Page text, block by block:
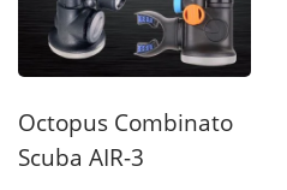
Octopus Combinato
Scuba AIR-3